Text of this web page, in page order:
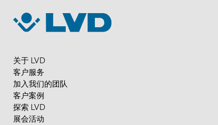
关于 LVD
客户服务
加入我们的团队
客户案例
探索 LVD
展会活动
DE
ES
PL
KO